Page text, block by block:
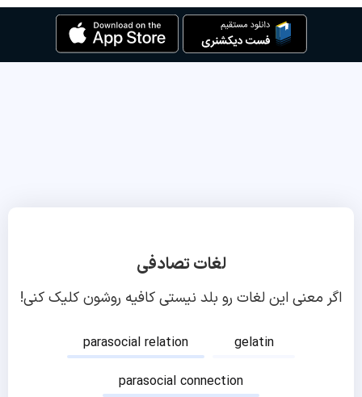
لغات تصادفی
اگر معنی این لغات رو بلد نیستی کافیه روشون کلیک کنی!
parasocial relation
gelatin
parasocial connection